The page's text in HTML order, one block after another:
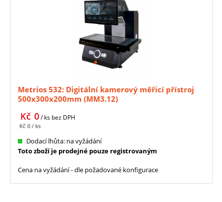
Metrios 532: Digitální kamerový měřicí přístroj
500x300x200mm (MM3.12)
0
Kč / ks bez DPH
0
Kč / ks
Dodací lhůta: na vyžádání
Toto zboží je prodejné pouze registrovaným
Cena na vyžádání - dle požadované konfigurace